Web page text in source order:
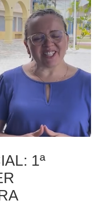
DA MULHER
,Noticias
1ª